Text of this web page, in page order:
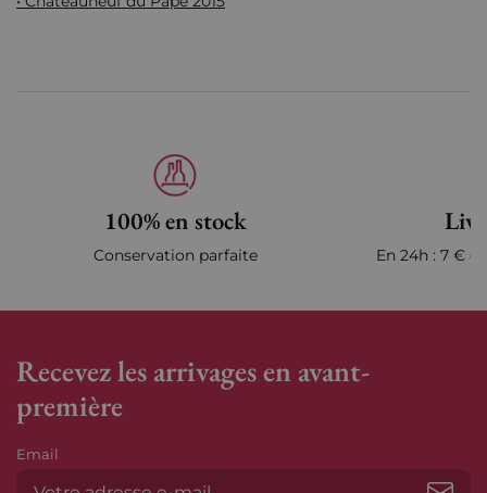
100% en stock
Conservation parfaite En 24h : 7 €
Recevez les arrivages en avant-
première
Email